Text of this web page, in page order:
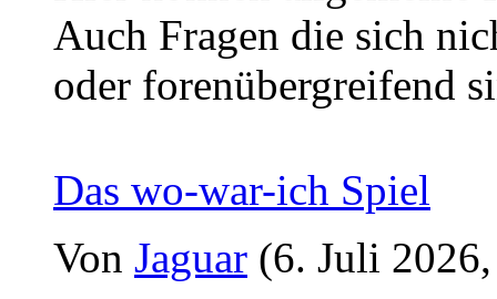
Auch Fragen die sich
oder forenübergreifend
Das wo-war-ich Spiel
Von Jaguar (6. Juli